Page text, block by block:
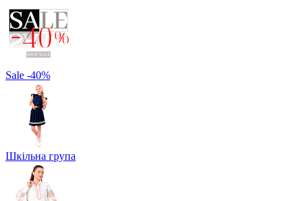
Sale -40%
Шкільна група